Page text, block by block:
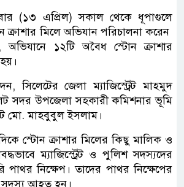
(১৩ এপ্রিল) সকাল থেকে ধূপাগুলে
ক্রাশার মিলে অভিযান পরিচালনা করেন
অভিযানে ১২টি অবৈধ স্টোন ক্রাশার
সিলেটের জেলা ম্যাজিস্ট্রেট মাহমুদ
সদর উপজেলা সহকারী কমিশনার ভূমি
মো. মাহবুবুল ইসলাম।
স্টোন ক্রাশার মিলের কিছু মালিক ও
ম্যাজিস্ট্রেট ও পুলিশ সদস্যদের
পাথর নিক্ষেপ। তাদের পাথর নিক্ষেপের
আহত হন।